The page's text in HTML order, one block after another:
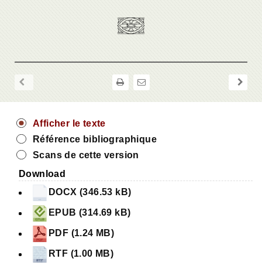
Afficher le texte
Référence bibliographique
Scans de cette version
Download
DOCX (346.53 kB)
EPUB (314.69 kB)
PDF (1.24 MB)
RTF (1.00 MB)